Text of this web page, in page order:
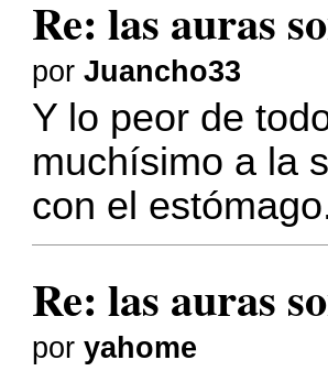
Re: las auras
porJuancho33
Y lo peor de
muchísimo a la
con el
Re: las auras
poryahome